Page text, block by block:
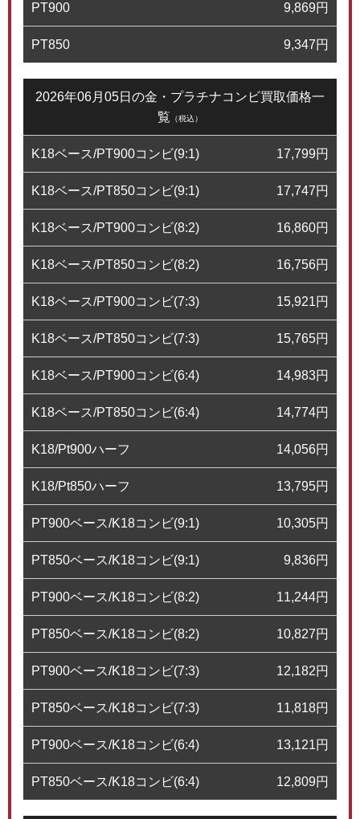
PT900 9,869円
PT850 9,347円
2026年06月05日の金・プラチナコンビ買取価格一
覧 （税込）
K18ベース/PT900コンビ(9:1) 17,799円
K18ベース/PT850コンビ(9:1) 17,747円
K18ベース/PT900コンビ(8:2) 16,860円
K18ベース/PT850コンビ(8:2) 16,756円
K18ベース/PT900コンビ(7:3) 15,921円
K18ベース/PT850コンビ(7:3) 15,765円
K18ベース/PT900コンビ(6:4) 14,983円
K18ベース/PT850コンビ(6:4) 14,774円
K18/Pt900ハーフ 14,056円
K18/Pt850ハーフ 13,795円
PT900ベース/K18コンビ(9:1) 10,305円
PT850ベース/K18コンビ(9:1) 9,836円
PT900ベース/K18コンビ(8:2) 11,244円
PT850ベース/K18コンビ(8:2) 10,827円
PT900ベース/K18コンビ(7:3) 12,182円
PT850ベース/K18コンビ(7:3) 11,818円
PT900ベース/K18コンビ(6:4) 13,121円
PT850ベース/K18コンビ(6:4) 12,809円